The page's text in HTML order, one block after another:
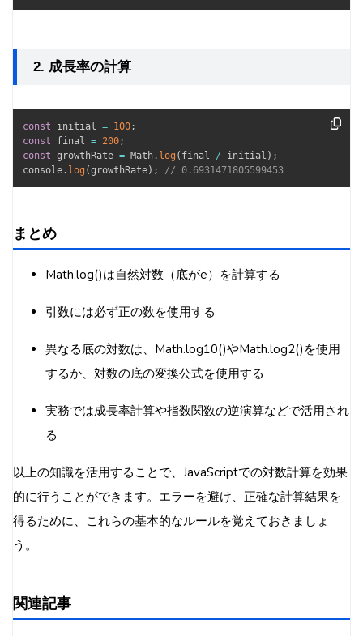
2. 成長率の計算
const initial = 100;
const final = 200;
const growthRate = Math . log ( final / initial ) ;
console . log (growthRate) ; // 0.6931471805599453
まとめ
Math.log()は自然対数（底がe）を計算する
引数には必ず正の数を使用する
異なる底の対数は、Math.log10()やMath.log2()を使用
するか、対数の底の変換公式を使用する
実務では成長率計算や指数関数の逆演算などで活用され
る
以上の知識を活用することで、JavaScriptでの対数計算を効果
的に行うことができます。エラーを避け、正確な計算結果を
得るために、これらの基本的なルールを覚えておきましょ
う。
関連記事